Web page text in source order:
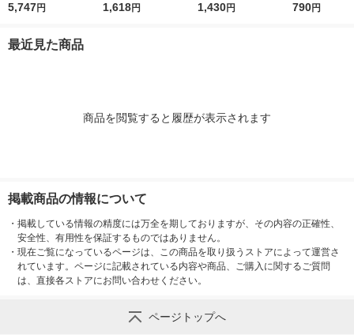
5,747円
クスティッシュホルダ
1,618円
ト 1個 オカ
1,430円
品計画
790円
最近見た商品
商品を閲覧すると履歴が表示されます
掲載商品の情報について
・ 掲載している情報の精度には万全を期しておりますが、その内容の正確性、
安全性、有用性を保証するものではありません。
・ 現在ご覧になっているページは、この商品を取り扱うストアによって運営さ
れています。ページに記載されている内容や商品、ご購入に関するご質問
は、直接各ストアにお問い合わせください。
ページトップへ